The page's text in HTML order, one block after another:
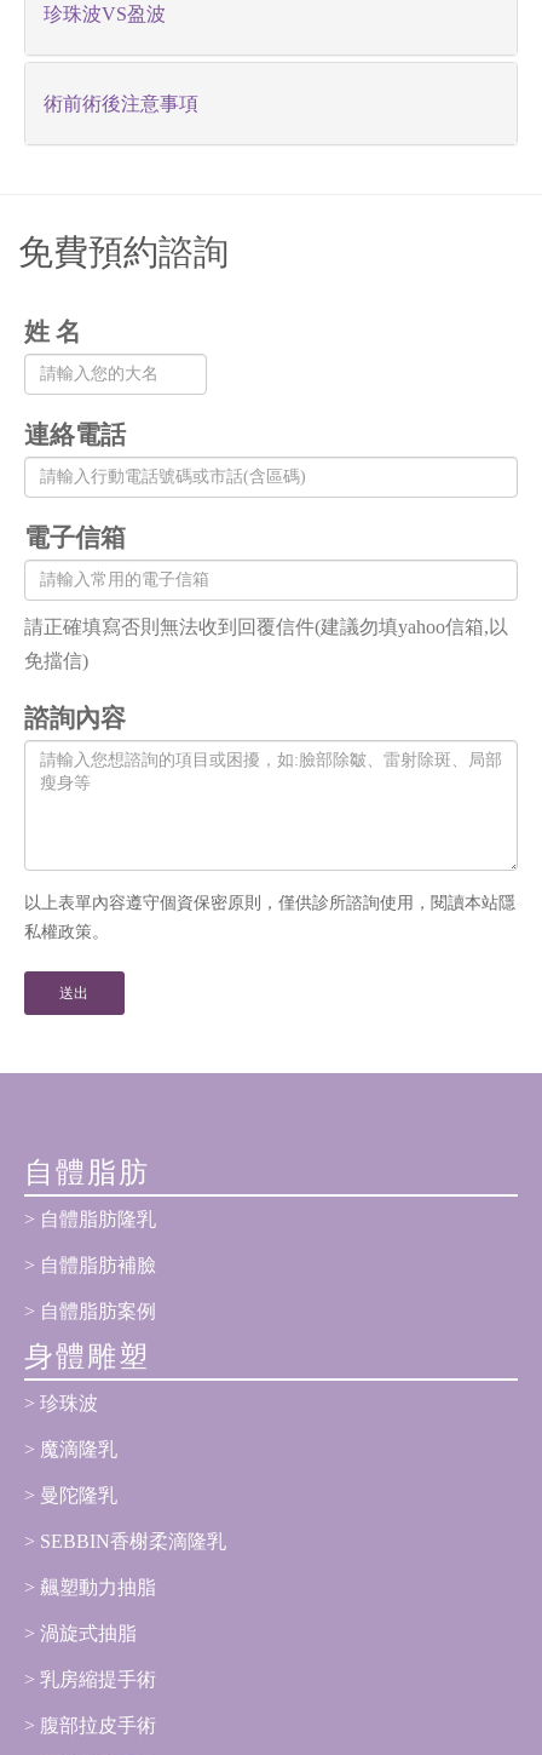
珍珠波VS盈波
術前術後注意事項
免費預約諮詢
姓 名
連絡電話
電子信箱
請正確填寫否則無法收到回覆信件(建議勿填yahoo信箱,以
免擋信)
諮詢內容
以上表單內容遵守個資保密原則，僅供診所諮詢使用，閱讀本站隱
私權政策。
自體脂肪
自體脂肪隆乳
自體脂肪補臉
自體脂肪案例
身體雕塑
珍珠波
魔滴隆乳
曼陀隆乳
SEBBIN香榭柔滴隆乳
飆塑動力抽脂
渦旋式抽脂
乳房縮提手術
腹部拉皮手術